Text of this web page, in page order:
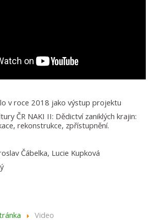
v roce 2018 jako výstup projektu
ČR NAKI II: Dědictví zaniklých krajin:
rekonstrukce, zpřístupnění.
Čábelka, Lucie Kupková
Video